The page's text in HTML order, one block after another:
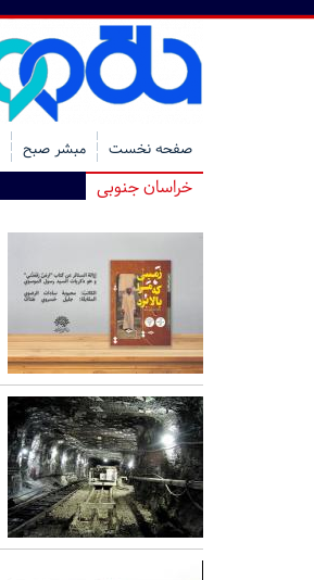
صفحه نخست مبشر صبح
خراسان جنوبی